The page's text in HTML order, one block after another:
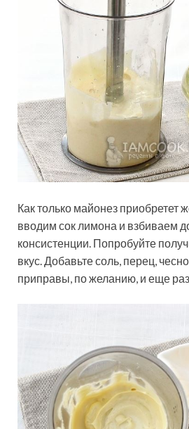
Как только майонез приобретет
вводим сок лимона и взбиваем
консистенции. Попробуйте
вкус. Добавьте соль, перец,
приправы, по желанию, и еще раз